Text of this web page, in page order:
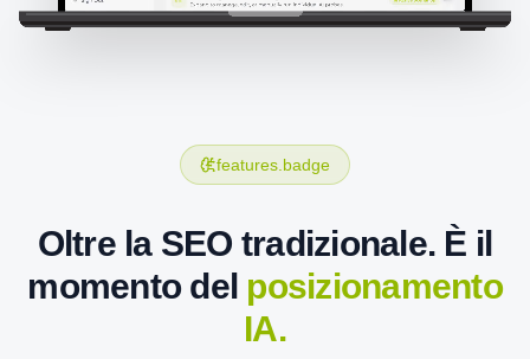
features.badge
Oltre la SEO tradizionale. È il
momento del posizionamento
IA.